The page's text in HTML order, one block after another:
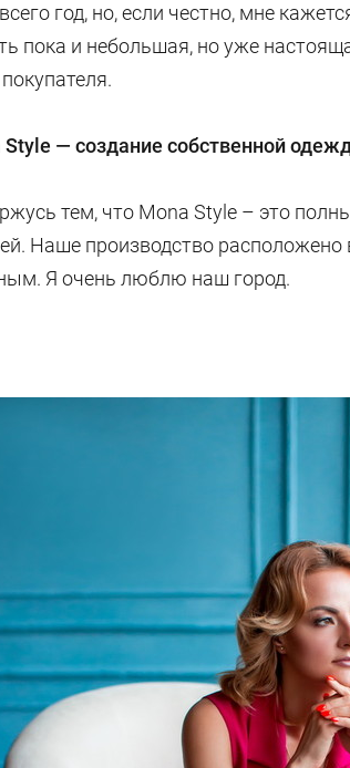
год, но, если честно, мне
пока и небольшая, но уже
Style — создание собственной
тем, что Mona Style – это
Наше производство
Я очень люблю наш город.